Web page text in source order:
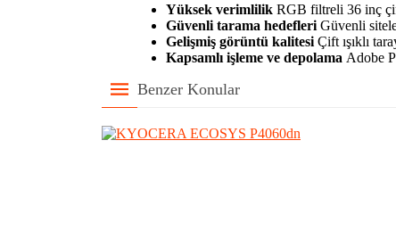
Yüksek verimlilik RGB filtreli 36 inç çift
Güvenli tarama hedefleri Güvenli
Gelişmiş görüntü kalitesi Çift ışıklı
Kapsamlı işleme ve depolama Adobe
Benzer Konular